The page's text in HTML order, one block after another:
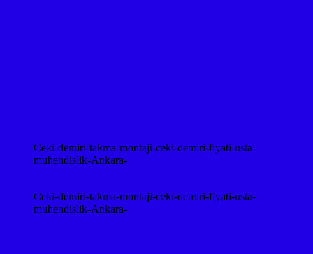
Ceki-demiri-takma-montaji-ceki-demiri-fiyati-usta-
muhendislik-Ankara-
Ceki-demiri-takma-montaji-ceki-demiri-fiyati-usta-
muhendislik-Ankara-